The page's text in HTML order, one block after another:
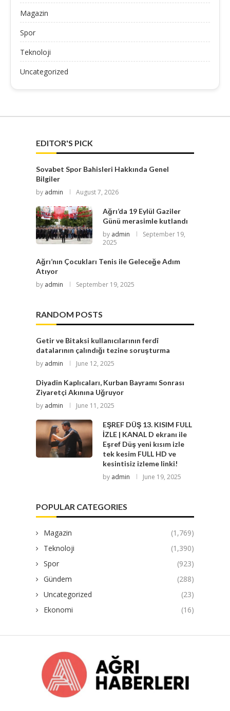
Magazin
Spor
Teknoloji
Uncategorized
EDITOR'S PICK
Sovabet Spor Bahisleri Hakkında Genel
Bilgiler
by admin August 7, 2026
Ağrı’da 19 Eylül Gaziler
Günü merasimle kutlandı
by admin
September 19,
2025
Ağrı’nın Çocukları Tenis ile Geleceğe Adım
Atıyor
by admin September 19, 2025
RANDOM POSTS
Getir ve Bitaksi kullanıcılarının ferdî
datalarının çalındığı tezine soruşturma
by admin June 12, 2025
Diyadin Kaplıcaları, Kurban Bayramı Sonrası
Ziyaretçi Akınına Uğruyor
by admin June 11, 2025
EŞREF DÜŞ 13. KISIM FULL
İZLE | KANAL D ekranı ile
Eşref Düş yeni kısım izle
tek kesim FULL HD ve
kesintisiz izleme linki!
by admin June 19, 2025
POPULAR CATEGORIES
Magazin
(1,769)
Teknoloji
(1,390)
Spor
(923)
Gündem
(288)
Uncategorized
(23)
Ekonomi
(16)